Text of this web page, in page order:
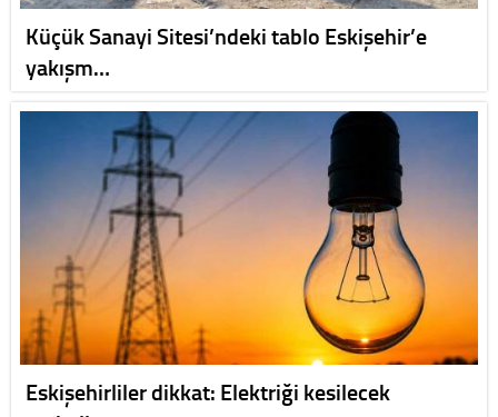
Küçük Sanayi Sitesi’ndeki tablo Eskişehir’e
yakışm…
Eskişehirliler dikkat: Elektriği kesilecek